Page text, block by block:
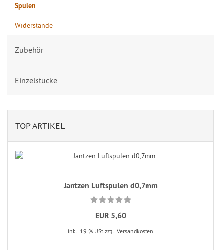
Spulen
Widerstände
Zubehör
Einzelstücke
TOP ARTIKEL
Jantzen Luftspulen d0,7mm
EUR 5,60
inkl. 19 % USt zzgl. Versandkosten